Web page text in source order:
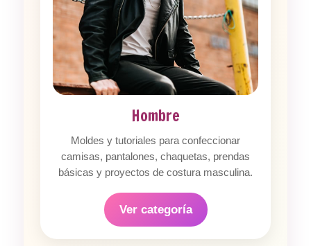
Hombre
Moldes y tutoriales para confeccionar
camisas, pantalones, chaquetas, prendas
básicas y proyectos de costura masculina.
Ver categoría